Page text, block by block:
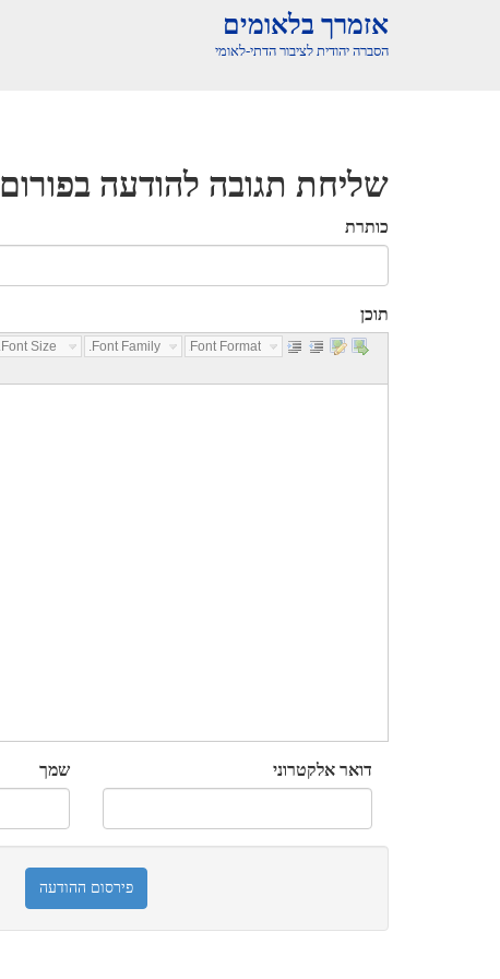
אזמרך בלאומים
הסברה יהודית לציבור הדתי-לאומי
שליחת תגובה להודעה בפורום
כותרת
תוכן
Font Size... Font Family... Font Format...
דואר אלקטרוני שמך